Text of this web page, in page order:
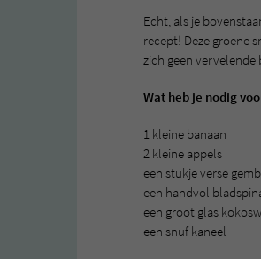
Echt, als je
recept! Deze groene
zich geen vervelende
Wat heb je nodig
1 kleine banaan
2 kleine appels
een stukje verse
een handvol
een groot glas
een snuf kaneel